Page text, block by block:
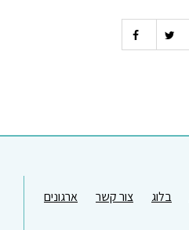
בלוג צור קשר ארגונים